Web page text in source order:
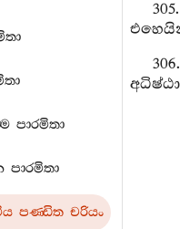
පාරමිතා
පාරමිතා
පණ‍්ඩිත චරියං